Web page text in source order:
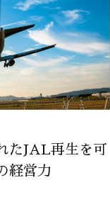
たJAL再生を可
経営力